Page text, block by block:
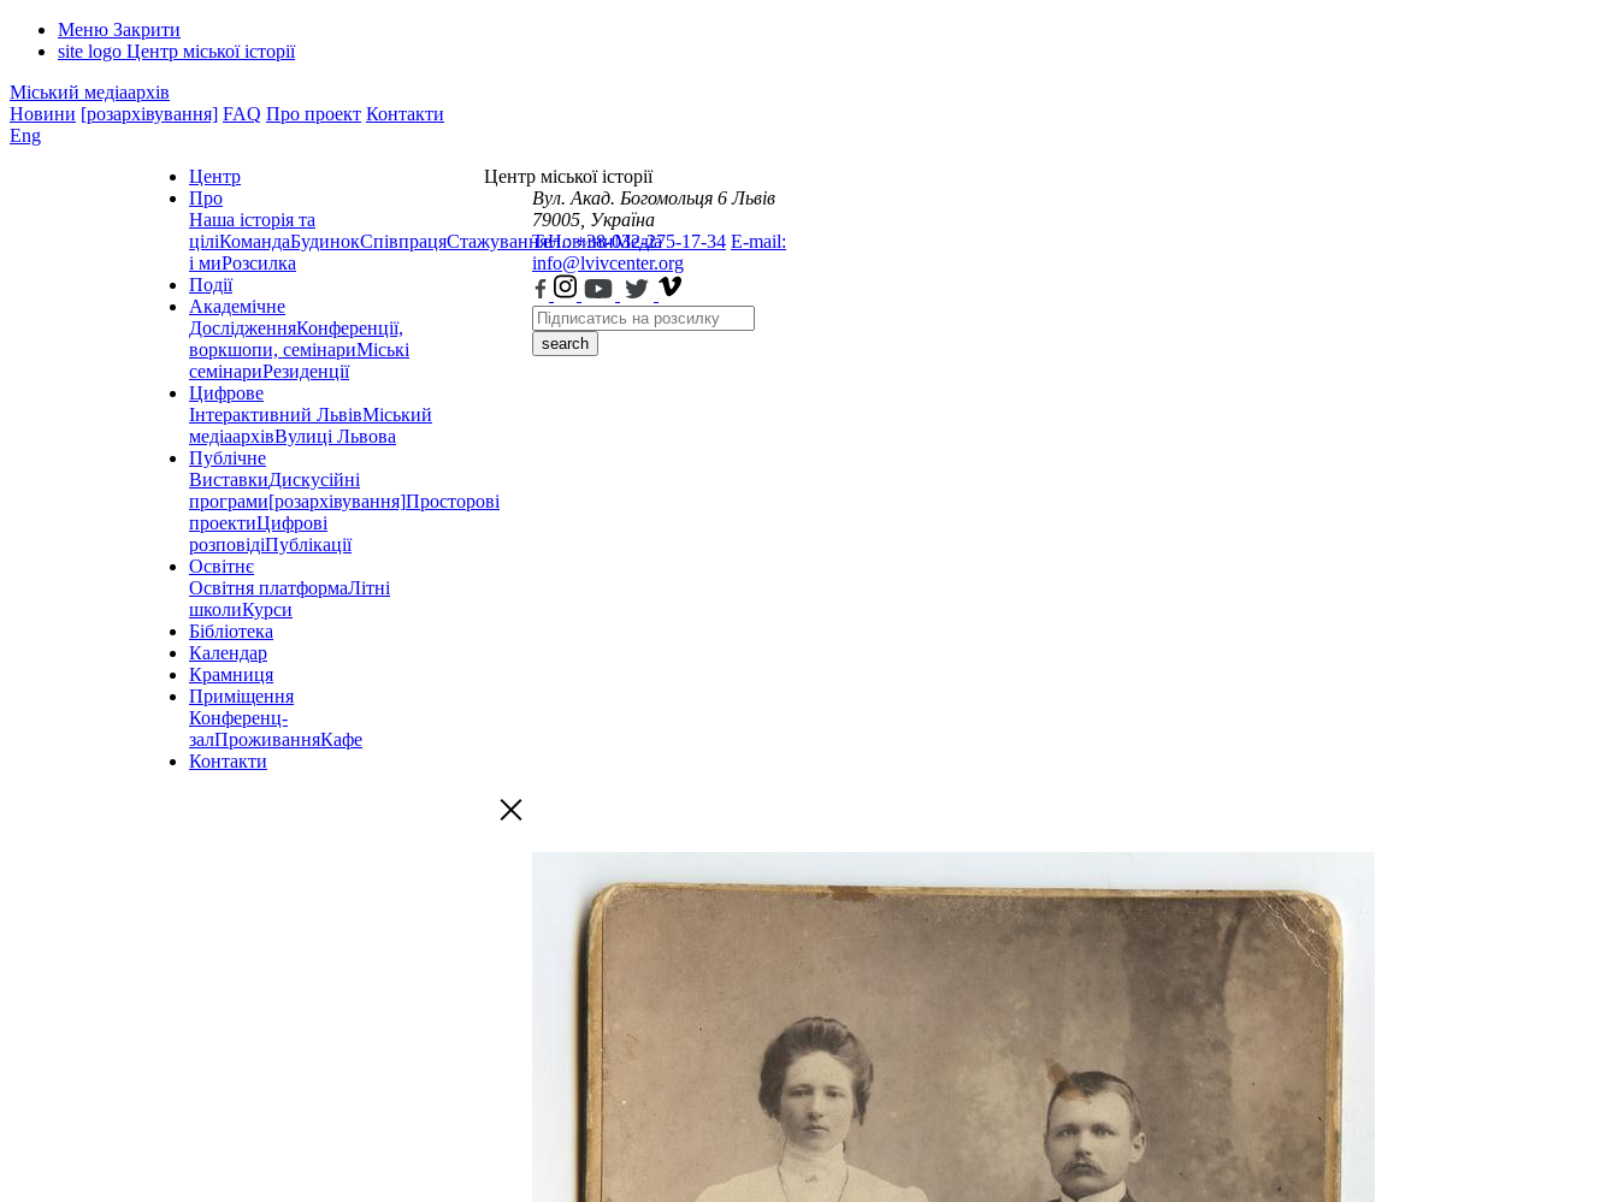
Меню Закрити
site logo Центр міської історії
Міський медіаархів
Новини [розархівування] FAQ Про проект Контакти
Eng
Центр
Про
Наша історія та
ціліКомандаБудинокСпівпрацяСтажуванняНовиниМедіа
і миРозсилка
Події
Академічне
ДослідженняКонференції,
воркшопи, семінариМіські
семінариРезиденції
Цифрове
Інтерактивний ЛьвівМіський
медіаархівВулиці Львова
Публічне
ВиставкиДискусійні
програми[розархівування]Просторові
проектиЦифрові
розповідіПублікації
Освітнє
Освітня платформаЛітні
школиКурси
Бібліотека
Календар
Крамниця
Приміщення
Конференц-
залПроживанняКафе
Контакти
Центр міської історії
Вул. Акад. Богомольця 6 Львів
79005, Україна
Тел.: +38-032-275-17-34 E-mail:
info@lvivcenter.org
search